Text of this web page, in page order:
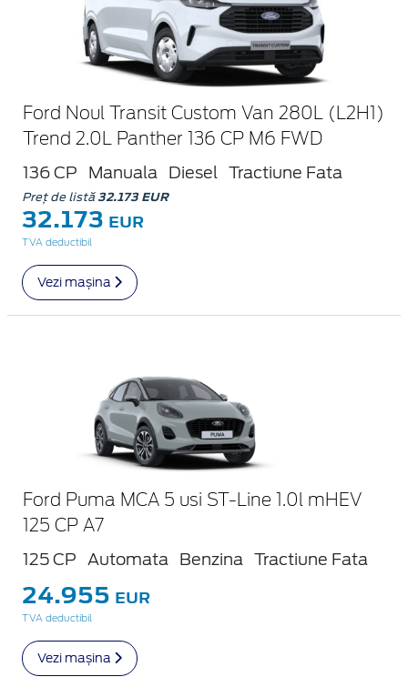
Ford Noul Transit Custom Van 280L (L2H1)
Trend 2.0L Panther 136 CP M6 FWD
136 CP Manuala Diesel Tractiune Fata
Preț de listă32.173 EUR
32.173 EUR
TVA deductibil
Vezi mașina
Ford Puma MCA 5 usi ST-Line 1.0l mHEV
125 CP A7
125 CP Automata Benzina Tractiune Fata
24.955 EUR
TVA deductibil
Vezi mașina